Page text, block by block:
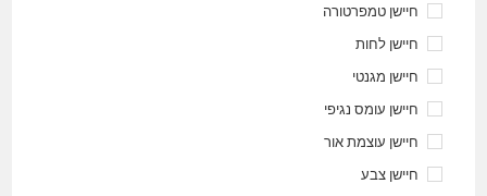
חיישן טמפרטורה
חיישן לחות
חיישן מגנטי
חיישן עומס נגיפי
חיישן עוצמת אור
חיישן צבע